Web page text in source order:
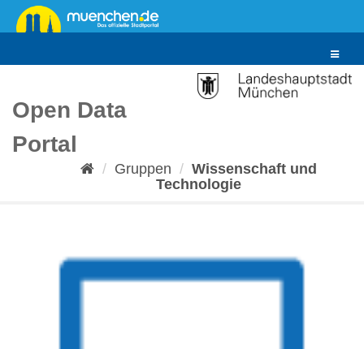
Überspringen
zum
Toggle
Open Data
Portal
Gruppen
Wissenschaft und
Technologie